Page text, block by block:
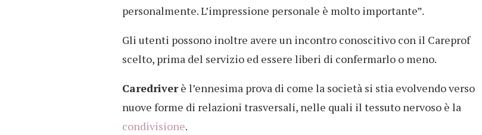
personalmente. L’impressione personale è molto importante”.
Gli utenti possono inoltre avere un incontro conoscitivo con il Careprof
scelto, prima del servizio ed essere liberi di confermarlo o meno.
Caredriverè l’ennesima prova di come la società si stia evolvendo verso
nuove forme di relazioni trasversali, nelle quali il tessuto nervoso è la
condivisione.